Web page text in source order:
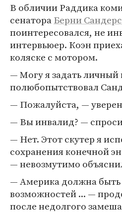
В обличии Раддика
сенатораБерни
поинтересовался, не
интервьюер. Коэн
коляске с мотором.
— Могу я задать личный
полюбопытствовал
— Пожалуйста, —
— Вы инвалид? —
— Нет. Этот скутер я
сохранения конечной
— невозмутимо
— Америка должна быть
возможностей ... —
после недолгого